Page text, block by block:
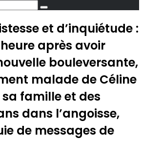
Search
et d’inquiétude :
après avoir
bouleversante,
malade de Céline
famille et des
dans l’angoisse,
de messages de